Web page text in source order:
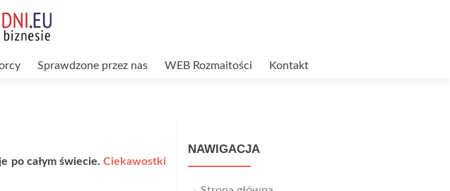
Sprawdzone przez nas WEB Rozmaitości Kontakt
po całym świecie. Ciekawostki
NAWIGACJA